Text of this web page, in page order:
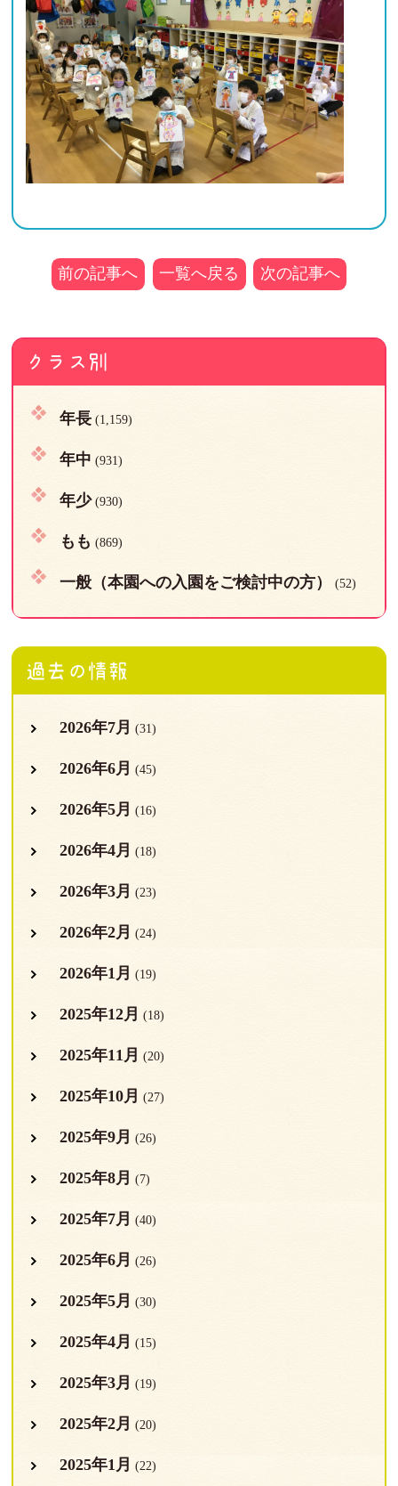
前の記事へ 一覧へ戻る 次の記事へ
クラス別
年長(1,159)
年中 (931)
年少(930)
もも (869)
一般（本園への入園をご検討中の方） (52)
過去の情報
2026年7月 (31)
2026年6月 (45)
2026年5月 (16)
2026年4月 (18)
2026年3月 (23)
2026年2月 (24)
2026年1月 (19)
2025年12月 (18)
2025年11月 (20)
2025年10月 (27)
2025年9月 (26)
2025年8月 (7)
2025年7月 (40)
2025年6月 (26)
2025年5月 (30)
2025年4月 (15)
2025年3月 (19)
2025年2月 (20)
2025年1月 (22)